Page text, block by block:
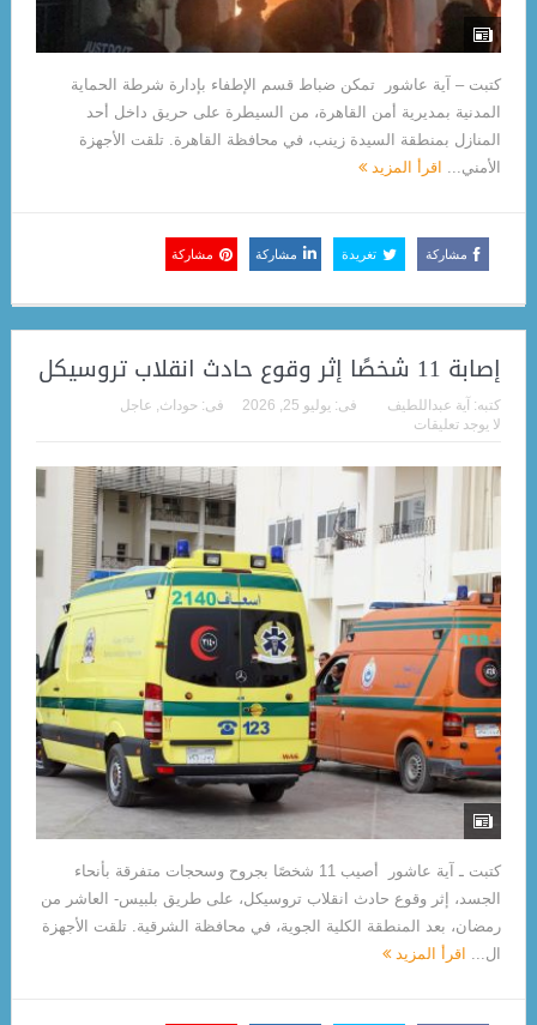
كتبت – آية عاشور تمكن ضباط قسم الإطفاء بإدارة شرطة الحماية
المدنية بمديرية أمن القاهرة، من السيطرة على حريق داخل أحد
المنازل بمنطقة السيدة زينب، في محافظة القاهرة. تلقت الأجهزة
الأمني... اقرأ المزيد
مشاركة تغريدة مشاركة مشاركة
إصابة 11 شخصًا إثر وقوع حادث انقلاب تروسيكل
كتبه: آية عبداللطيف فى: يوليو 25, 2026 فى: حوداث, عاجل
لا يوجد تعليقات
كتبت ـ آية عاشور أصيب 11 شخصًا بجروح وسحجات متفرقة بأنحاء
الجسد، إثر وقوع حادث انقلاب تروسيكل، على طريق بلبيس- العاشر من
رمضان، بعد المنطقة الكلية الجوية، في محافظة الشرقية. تلقت الأجهزة
ال...
اقرأ المزيد